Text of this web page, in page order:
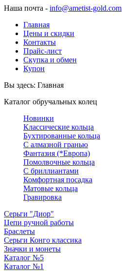
Наша почта - info@ametist-gold.com
Главная
Цены и скидки
Контакты
Прайс-лист
Скупка и обмен
Купон
Вы здесь: Главная
Каталог обручальных колец
Новинки
Классические кольца
Бухтированные кольца
С алмазной гранью
Фантазия (*Европа)
Помолвочные кольца
С бриллиантами
Комфортная посадка
Матовые кольца
Гравировка
Серьги "Диор"
Цепи ручной работы
Браслеты
Серьги Конго классика
Значки и монеты
Каталог №5
Каталог №1